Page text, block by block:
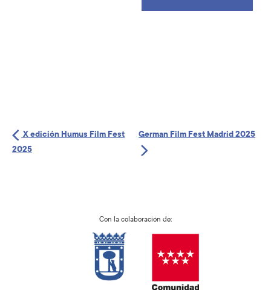
X edición Humus Film Fest
2025
German Film Fest Madrid 2025
Con la colaboración de: